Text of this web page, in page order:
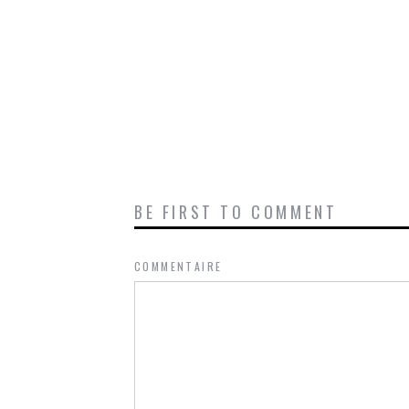
BE FIRST TO COMMENT
COMMENTAIRE